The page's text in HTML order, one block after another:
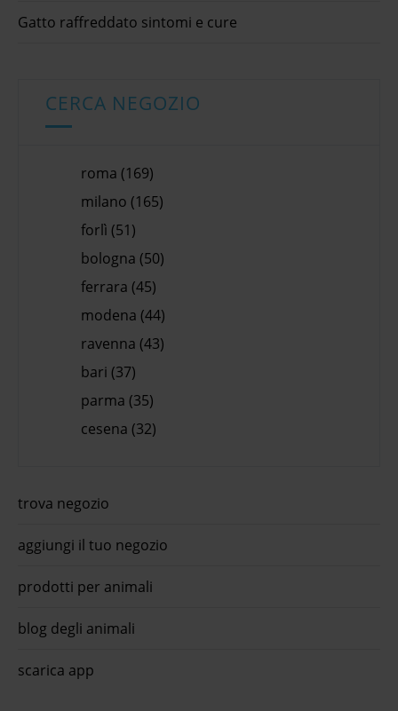
Gatto raffreddato sintomi e cure
CERCA NEGOZIO
roma (169)
milano (165)
forlì (51)
bologna (50)
ferrara (45)
modena (44)
ravenna (43)
bari (37)
parma (35)
cesena (32)
trova negozio
aggiungi il tuo negozio
prodotti per animali
blog degli animali
scarica app